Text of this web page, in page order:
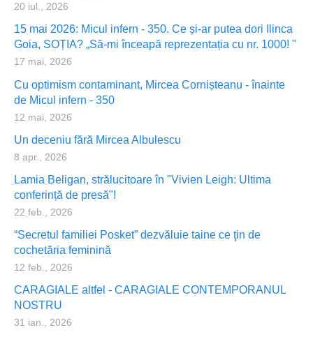
20 iul., 2026
15 mai 2026: Micul infern - 350. Ce și-ar putea dori Ilinca
Goia, SOȚIA? „Să-mi înceapă reprezentația cu nr. 1000! "
17 mai, 2026
Cu optimism contaminant, Mircea Cornișteanu - înainte
de Micul infern - 350
12 mai, 2026
Un deceniu fără Mircea Albulescu
8 apr., 2026
Lamia Beligan, strălucitoare în "Vivien Leigh: Ultima
conferință de presă"!
22 feb., 2026
“Secretul familiei Posket” dezvăluie taine ce ţin de
cochetăria feminină
12 feb., 2026
CARAGIALE altfel - CARAGIALE CONTEMPORANUL
NOSTRU
31 ian., 2026